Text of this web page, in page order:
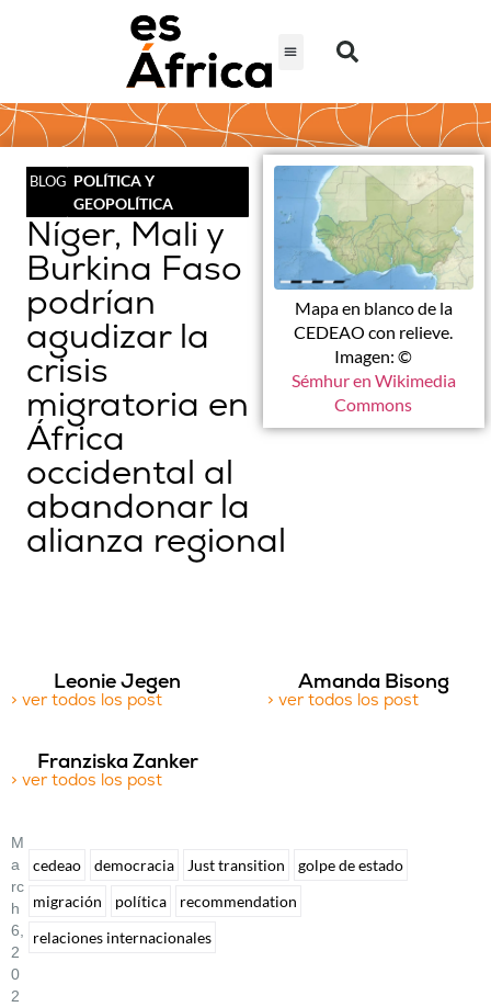
BLOG POLÍTICA Y
GEOPOLÍTICA
Níger, Mali y
Burkina Faso
podrían
agudizar la
crisis
migratoria en
África
occidental al
abandonar la
alianza regional
Mapa en blanco de la
CEDEAO con relieve.
Imagen: ©
Sémhur en Wikimedia
Commons
Leonie Jegen
> ver todos los post
Amanda Bisong
> ver todos los post
Franziska Zanker
> ver todos los post
M
A
Rc
H
6,
2
0
2
cedeao democracia Just transition
golpe de estado
migración
política
recommendation
relaciones internacionales